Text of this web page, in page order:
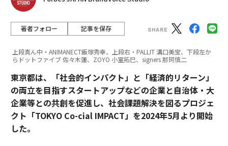
著者フォロー 記事を保存
上段真ん中・ANIMANECT飯塚秀幸、上段右・PALLIT 溝口美宝、下段左か
らドットファイブ 佐々木蓮、ZOYO 小室拓巳、signers 那珂慎二
東京都は、「社会的インパクト」と「経済的リターン」
の両立を目指すスタートアップなどの企業と自治体・大
企業等との共創を促進し、社会課題解決を図るプロジェ
クト「TOKYO Co-cial IMPACT」を2024年5月より開始
した。